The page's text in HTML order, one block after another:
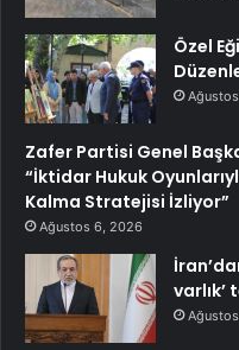
Özel
Zafer Partisi Genel
“İktidar Hukuk
Kalma Stratejisi İzliyor”
Ağustos 6, 2026
varlık’